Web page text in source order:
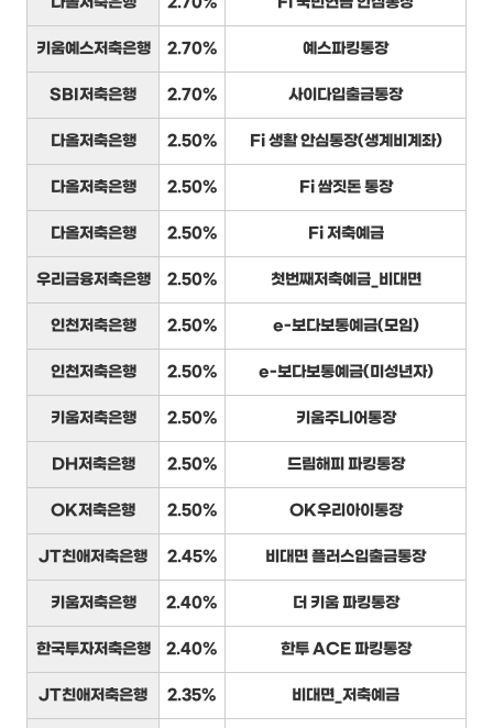
키움예스저축은행 2.70% 예스파킹통장
SBI저축은행 2.70% 사이다입출금통장
다올저축은행 2.50% Fi 생활 안심통장(생계비계좌)
다올저축은행 2.50% Fi 쌈짓돈 통장
다올저축은행 2.50% Fi 저축예금
우리금융저축은행 2.50% 첫번째저축예금_비대면
인천저축은행 2.50% e-보다보통예금(모임)
인천저축은행 2.50% e-보다보통예금(미성년자)
키움저축은행 2.50% 키움주니어통장
DH저축은행 2.50% 드림해피 파킹통장
OK저축은행 2.50% OK우리아이통장
JT친애저축은행 2.45% 비대면 플러스입출금통장
키움저축은행 2.40% 더 키움 파킹통장
한국투자저축은행 2.40% 한투 ACE 파킹통장
JT친애저축은행 2.35% 비대면_저축예금